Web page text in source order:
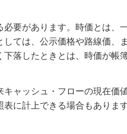
要があります。時価とは、
ては、公示価格や路線価、
落したときとは、時価が帳
ャッシュ・フローの現在価
に計上できる場合もあります